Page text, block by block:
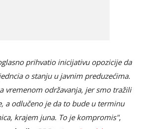
prihvatio inicijativu opozicije da
o stanju u javnim preduzećima.
vremenom održavanja, jer smo tražili
a odlučeno je da to bude u terminu
krajem juna. To je kompromis",